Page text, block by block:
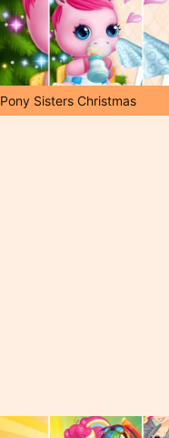
Pony Sisters Christmas